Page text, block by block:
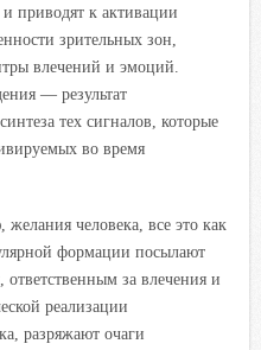
и приводят к активации
зрительных зон,
влечений и эмоций.
— результат
тех сигналов, которые
во время
человека, все это как
формации посылают
за влечения и
реализации
разряжают очаги